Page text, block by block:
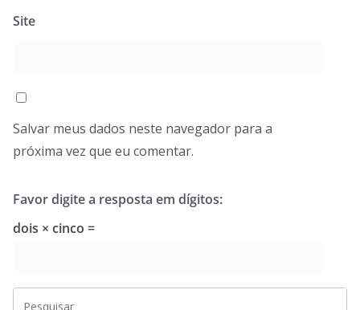
Site
Salvar meus dados neste navegador para a
próxima vez que eu comentar.
Favor digite a resposta em dígitos:
dois × cinco =